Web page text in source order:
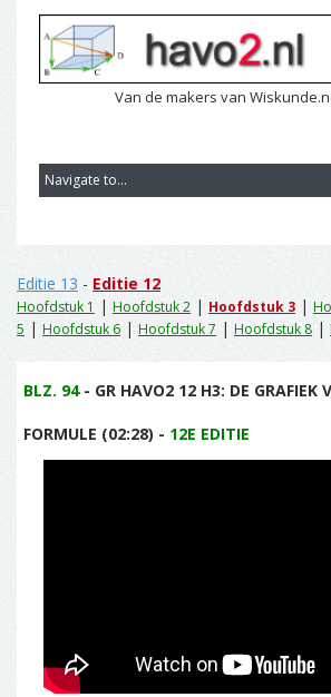
Van de makers van
Editie 13 - Editie 12
Hoofdstuk 1 | Hoofdstuk 2 | Hoofdstuk 3 |
5 | Hoofdstuk 6 | Hoofdstuk 7 | Hoofdstuk 8 |
BLZ. 94- GR HAVO2 12 H3: DE GRAFIEK
FORMULE (02:28) - 12E EDITIE